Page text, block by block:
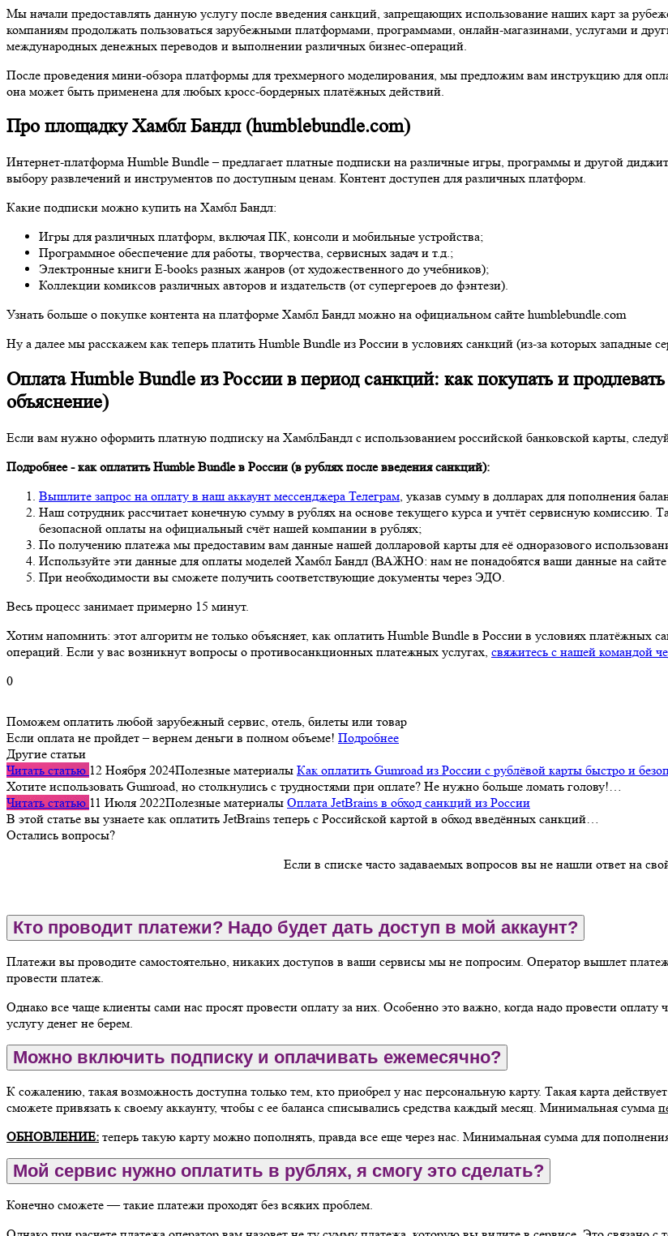
Мы начали предоставлять данную услугу после введения санкций, запрещающих использование наших карт за
компаниям продолжать пользоваться зарубежными платформами, программами, онлайн-магазинами, услугами и
международных денежных переводов и выполнении различных бизнес-операций.
После проведения мини-обзора платформы для трехмерного моделирования, мы предложим вам инструкцию для
она может быть применена для любых кросс-бордерных платёжных действий.
Про площадку Хамбл Бандл (humblebundle.com)
Интернет-платформа Humble Bundle – предлагает платные подписки на различные игры, программы и другой
выбору развлечений и инструментов по доступным ценам. Контент доступен для различных платформ.
Какие подписки можно купить на Хамбл Бандл:
Игры для различных платформ, включая ПК, консоли и мобильные устройства;
Программное обеспечение для работы, творчества, сервисных задач и т.д.;
Электронные книги E-books разных жанров (от художественного до учебников);
Коллекции комиксов различных авторов и издательств (от супергероев до фэнтези).
Узнать больше о покупке контента на платформе Хамбл Бандл можно на официальном сайте humblebundle.com
Ну а далее мы расскажем как теперь платить Humble Bundle из России в условиях санкций (из-за которых западные
Оплата Humble Bundle из России в период санкций: как покупать и
объяснение)
Если вам нужно оформить платную подписку на ХамблБандл с использованием российской банковской карты,
Подробнее - как оплатить Humble Bundleв России (в рублях после введения санкций):
Вышлите запрос на оплату в наш аккаунт мессенджера Телеграм, указав сумму в долларах для пополнения
Наш сотрудник рассчитает конечную сумму в рублях на основе текущего курса и учтёт сервисную комиссию.
безопасной оплаты на официальный счёт нашей компании в рублях;
По получению платежа мы предоставим вам данные нашей долларовой карты для её одноразового
Используйте эти данные для оплаты моделей Хамбл Бандл (ВАЖНО: нам не понадобятся ваши данные на сайте
При необходимости вы сможете получить соответствующие документы через ЭДО.
Весь процесс занимает примерно 15 минут.
Хотим напомнить: этот алгоритм не только объясняет, как оплатить Humble Bundle в России в условиях
операций. Если у вас возникнут вопросы о противосанкционных платежных услугах, свяжитесь с нашей командой
0
Поможем оплатить любой зарубежный сервис, отель, билеты или товар
Если оплата не пройдет – вернем деньги в полном объеме! Подробнее
Другие статьи
Читать статью 12 Ноября 2024Полезные материалы Как оплатить Gumroad из России с рублёвой карты быстро и
Хотите использовать Gumroad, но столкнулись с трудностями при оплате? Не нужно больше ломать голову!…
Читать статью 11 Июля 2022Полезные материалы Оплата JetBrains в обход санкций из России
В этой статье вы узнаете как оплатить JetBrains теперь с Российской картой в обход введённых санкций…
Остались вопросы?
Если в списке часто задаваемых вопросов вы не нашли ответ на
Кто проводит платежи? Надо будет дать доступ в мой аккаунт?
Платежи вы проводите самостоятельно, никаких доступов в ваши сервисы мы не попросим. Оператор вышлет
провести платеж.
Однако все чаще клиенты сами нас просят провести оплату за них. Особенно это важно, когда надо провести
услугу денег не берем.
Можно включить подписку и оплачивать ежемесячно?
К сожалению, такая возможность доступна только тем, кто приобрел у нас персональную карту. Такая карта
сможете привязать к своему аккаунту, чтобы с ее баланса списывались средства каждый месяц. Минимальная сумма
ОБНОВЛЕНИЕ: теперь такую карту можно пополнять, правда все еще через нас. Минимальная сумма для
Мой сервис нужно оплатить в рублях, я смогу это сделать?
Конечно сможете — такие платежи проходят без всяких проблем.